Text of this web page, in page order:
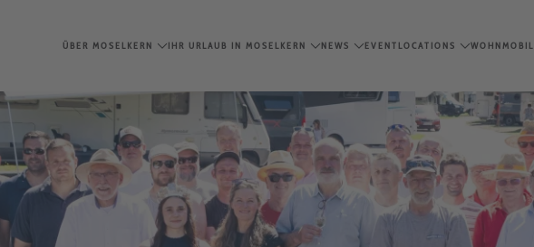
ÜBER MOSELKERN IHR URLAUB IN MOSELKERN NEWS EVENTLOCATIONS